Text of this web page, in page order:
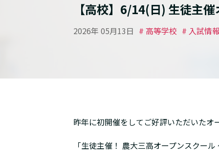
【高校】6/14(日) 生徒主
2026年 05月13日 # 高等学校 # 入試情
昨年に初開催をしてご好評いただいた
「生徒主催！ 農大三高オープンスクー